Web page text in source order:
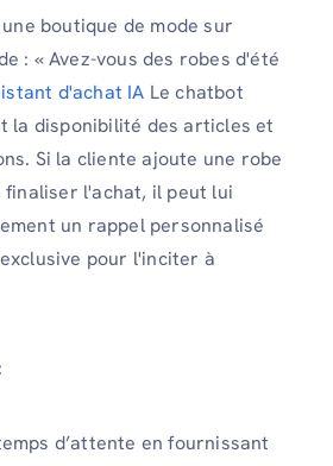
boutique de mode sur
: « Avez-vous des robes d'été
d'achat IA Le chatbot
la disponibilité des articles et
Si la cliente ajoute une robe
finaliser l'achat, il peut lui
un rappel personnalisé
pour l'inciter à
d’attente en fournissant